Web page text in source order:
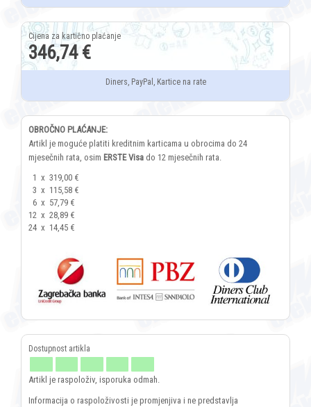
346,74 €
Diners, PayPal, Kartice na rate
OBROČNO PLAĆANJE:
Artikl je moguće platiti kreditnim karticama u obrocima do 24
mjesečnih rata, osim ERSTE Visa do 12 mjesečnih rata.
1 x 319,00 €
3 x 115,58 €
6 x 57,79 €
12 x 28,89 €
24 x 14,45 €
Artikl je raspoloživ, isporuka odmah.
Informacija o raspoloživosti je promjenjiva i ne predstavlja